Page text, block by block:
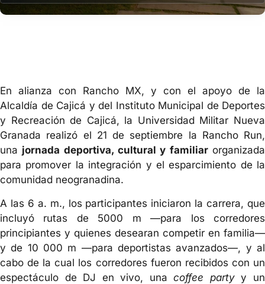
En alianza con Rancho MX, y con el apoyo de la
Alcaldía de Cajicá y del Instituto Municipal de Deportes
y Recreación de Cajicá, la Universidad Militar Nueva
Granada realizó el 21 de septiembre la Rancho Run,
una jornada deportiva, cultural y familiarorganizada
para promover la integración y el esparcimiento de la
comunidad neogranadina.
A las 6 a. m., los participantes iniciaron la carrera, que
incluyó rutas de 5000 m —para los corredores
principiantes y quienes desearan competir en familia—
y de 10 000 m —para deportistas avanzados—, y al
cabo de la cual los corredores fueron recibidos con un
espectáculo de DJ en vivo, unacoffee partyy un